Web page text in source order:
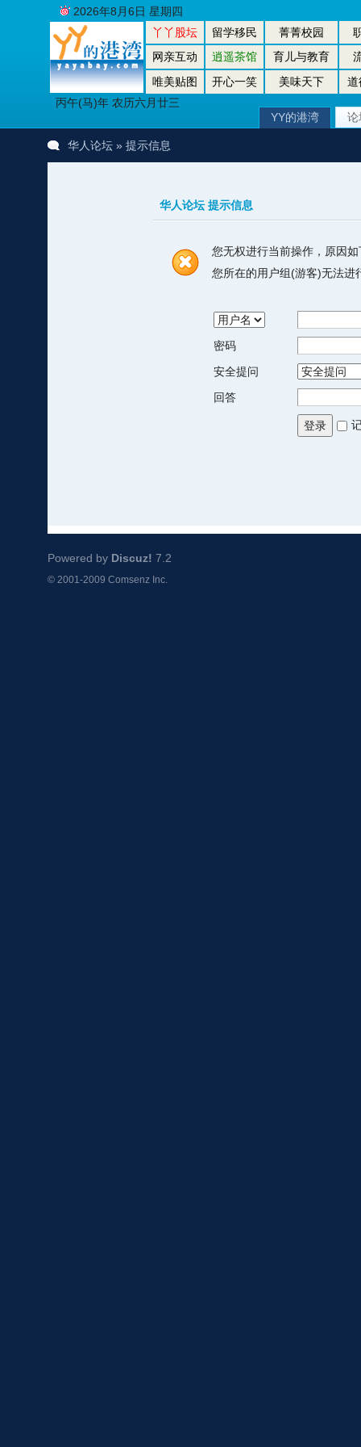
丫丫股坛 留学移民 菁菁校园
网亲互动
逍遥茶馆 育儿与教育
唯美贴图
开心一笑 美味天下
道
丙午(马)年 农历六月廿三
2026年8月6日 星期四
YY的港湾 论
华人论坛» 提示信息
华人论坛 提示信息
您无权进行当前操作，原因如
您所在的用户组(游客)无法进
密码
安全提问
回答
登录
Powered by Discuz! 7.2
© 2001-2009 Comsenz Inc.